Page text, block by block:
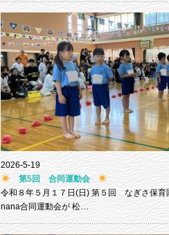
2026-5-19
第5回 合同運動会
令和８年５月１７日(日) 第５回 なぎさ保
nana合同運動会が 松…